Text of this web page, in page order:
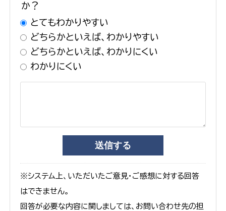
か？
とてもわかりやすい
どちらかといえば、わかりやすい
どちらかといえば、わかりにくい
わかりにくい
※システム上、いただいたご意見・ご感想に対する回答
はできません。
回答が必要な内容に関しましては、お問い合わせ先の担